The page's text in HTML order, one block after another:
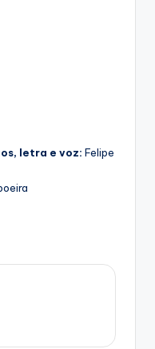
letra e voz: Felipe